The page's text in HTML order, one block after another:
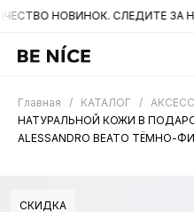
СЛЕДИТЕ ЗА
Главная / КАТАЛОГ /
НАТУРАЛЬНОЙ КОЖИ В
ALESSANDRO BEATO
СКИДКА